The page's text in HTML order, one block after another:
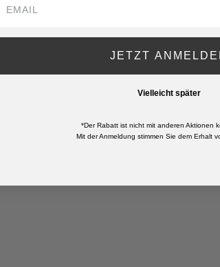
JETZT
Vielleicht später
*Der Rabatt ist nicht mit anderen Aktionen
Mit der Anmeldung stimmen Sie dem Erhalt